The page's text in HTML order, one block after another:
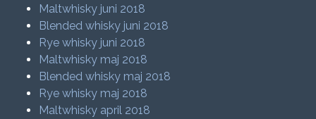
Maltwhisky juni 2018
Blended whisky juni 2018
Rye whisky juni 2018
Maltwhisky maj 2018
Blended whisky maj 2018
Rye whisky maj 2018
Maltwhisky april 2018